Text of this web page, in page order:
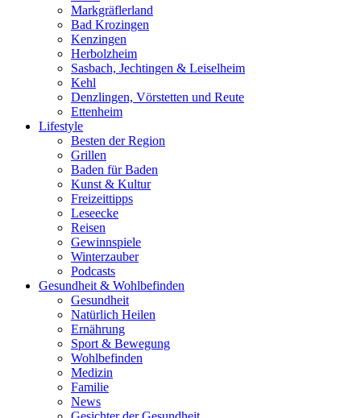
Markgräflerland
Bad Krozingen
Kenzingen
Herbolzheim
Sasbach, Jechtingen & Leiselheim
Kehl
Denzlingen, Vörstetten und Reute
Ettenheim
Lifestyle
Besten der Region
Grillen
Baden für Baden
Kunst & Kultur
Freizeittipps
Leseecke
Reisen
Gewinnspiele
Winterzauber
Podcasts
Gesundheit & Wohlbefinden
Gesundheit
Natürlich Heilen
Ernährung
Sport & Bewegung
Wohlbefinden
Medizin
Familie
News